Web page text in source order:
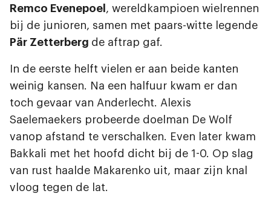
Remco Evenepoel , wereldkampioen wielrennen
bij de junioren, samen met paars-witte legende
Pär Zetterberg de aftrap gaf.
In de eerste helft vielen er aan beide kanten
weinig kansen. Na een halfuur kwam er dan
toch gevaar van Anderlecht. Alexis
Saelemaekers probeerde doelman De Wolf
vanop afstand te verschalken. Even later kwam
Bakkali met het hoofd dicht bij de 1-0. Op slag
van rust haalde Makarenko uit, maar zijn knal
vloog tegen de lat.